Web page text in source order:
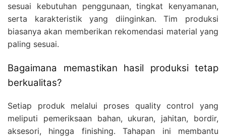
sesuai kebutuhan penggunaan, tingkat kenyamanan,
serta karakteristik yang diinginkan. Tim produksi
biasanya akan memberikan rekomendasi material yang
paling sesuai.
Bagaimana memastikan hasil produksi tetap
berkualitas?
Setiap produk melalui proses quality control yang
meliputi pemeriksaan bahan, ukuran, jahitan, bordir,
aksesori, hingga finishing. Tahapan ini membantu